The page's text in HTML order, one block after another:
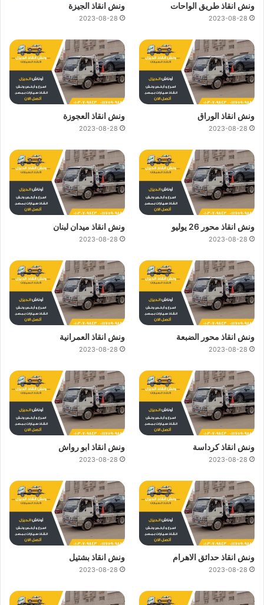
ونش انقاذ طريق الواحات
2023-08-28
ونش انقاذ الجيزة
2023-08-28
ونش انقاذ الوراق
2023-08-28
ونش انقاذ العجوزة
2023-08-28
ونش انقاذ محور 26 يوليو
2023-08-28
ونش انقاذ ميدان لبنان
2023-08-28
ونش انقاذ محور الضبعة
2023-08-28
ونش انقاذ العمرانية
2023-08-28
ونش انقاذ كرداسة
2023-08-28
ونش انقاذ ابو رواش
2023-08-28
ونش انقاذ حدائق الاهرام
2023-08-28
ونش انقاذ بشتيل
2023-08-28